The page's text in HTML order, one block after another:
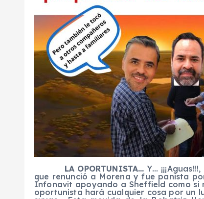
LA OPORTUNISTA… Y…
que renunció a Morena y fue panista
Infonavit apoyando a Sheffield como si
oportunista hará cualquier cosa por un